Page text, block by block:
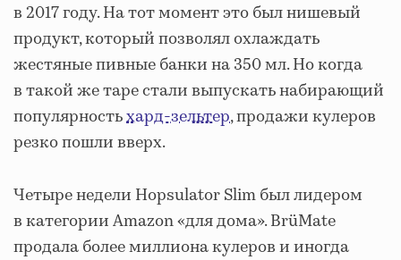
в 2017 году. На тот момент это был нишевый
продукт, который позволял охлаждать
жестяные пивные банки на 350 мл. Но когда
в такой же таре стали выпускать набирающий
популярностьхард-зельтер, продажи кулеров
резко пошли вверх.
Четыре недели Hopsulator Slim был лидером
в категории Amazon «для дома». BrüMate
продала более миллиона кулеров и иногда